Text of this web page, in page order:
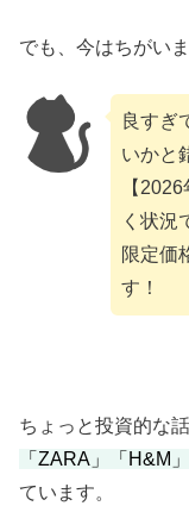
でも、今はちがい
良すぎ
いかと
【
く状況
限定価
す！
ちょっと投資的な
「ZARA」「H&M
ています。